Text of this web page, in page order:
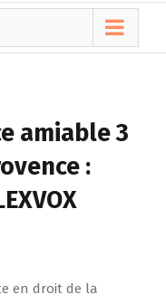
amiable 3
:
en droit de la